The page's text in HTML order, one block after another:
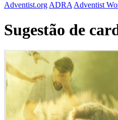
Adventist.org ADRA Adventist
Sugestão de